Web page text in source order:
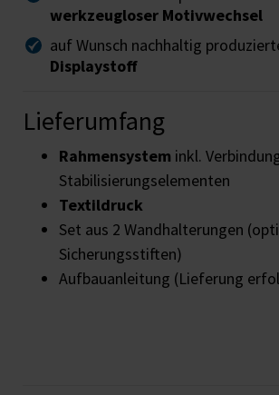
werkzeugloser Motivwechsel
auf Wunsch nachhaltig
Displaystoff
Lieferumfang
Rahmensystem inkl.
Stabilisierungselementen
Textildruck
Set aus 2 Wandhalterungen
Sicherungsstiften)
Aufbauanleitung (Lieferung